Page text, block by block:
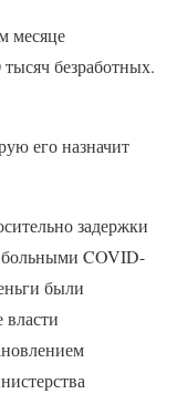
месяце
безработных.
его назначит
задержки
больными COVID-
были